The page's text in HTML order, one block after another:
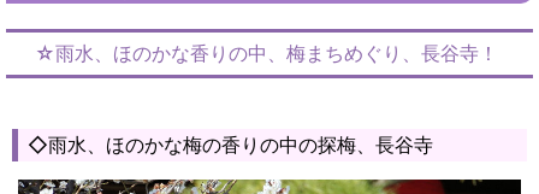
☆雨水、ほのかな香りの中、梅まちめぐり、長谷寺！
◇雨水、ほのかな梅の香りの中の探梅、長谷寺